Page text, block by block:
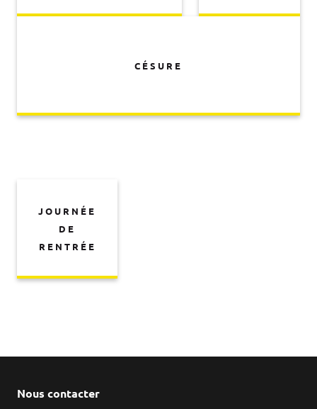
CÉSURE
JOURNÉE
DE
RENTRÉE
Nous contacter